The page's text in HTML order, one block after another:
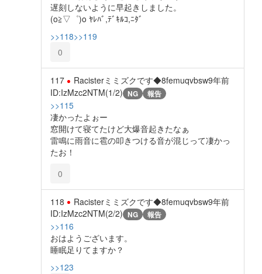
遅刻しないように早起きしました。
(o≧▽゜)o ﾔﾚﾊﾞ,ﾃﾞｷﾙｺ,ﾆﾀﾞ
>>118>>119
0
117 Racisterミミズクです◆8femuqvbsw9年前
ID:IzMzc2NTM(1/2) NG 報告
>>115
凄かったよぉー
窓開けて寝てたけど大爆音起きたなぁ
雷鳴に雨音に雹の叩きつける音が混じって凄かっ
たお！
0
118 Racisterミミズクです◆8femuqvbsw9年前
ID:IzMzc2NTM(2/2) NG 報告
>>116
おはようございます。
睡眠足りてますか？
>>123